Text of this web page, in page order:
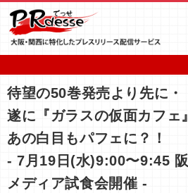
待望の50巻発売より先に・
遂に『ガラスの仮面カフェ
あの白目もパフェに？！
- 7月19日(水)9:00〜9:45
メディア試食会開催 -